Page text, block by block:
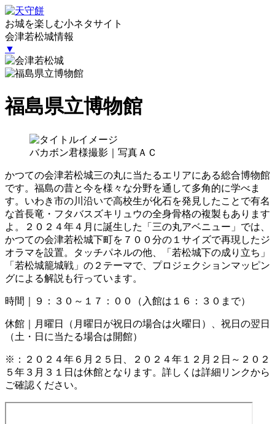
お城を楽しむ小ネタサイト
会津若松城情報
▼
福島県立博物館
バカボン君様撮影｜写真ＡＣ
かつての会津若松城三の丸に当たるエリアにある総合博物館
です。福島の昔と今を様々な分野を通して多角的に学べま
す。いわき市の川沿いで高校生が化石を発見したことで有名
な首長竜・フタバスズキリュウの全身骨格の複製もあります
よ。２０２４年４月に誕生した「三の丸アベニュー」では、
かつての会津若松城下町を７００分の１サイズで再現したジ
オラマを設置。タッチパネルの他、「若松城下の成り立ち」
「若松城籠城戦」の２テーマで、プロジェクションマッピン
グによる解説も行っています。
時間｜９：３０～１７：００（入館は１６：３０まで）
休館｜月曜日（月曜日が祝日の場合は火曜日）、祝日の翌日
（土・日に当たる場合は開館）
※：２０２４年６月２５日、２０２４年１２月２日～２０２
５年３月３１日は休館となります。詳しくは詳細リンクから
ご確認ください。